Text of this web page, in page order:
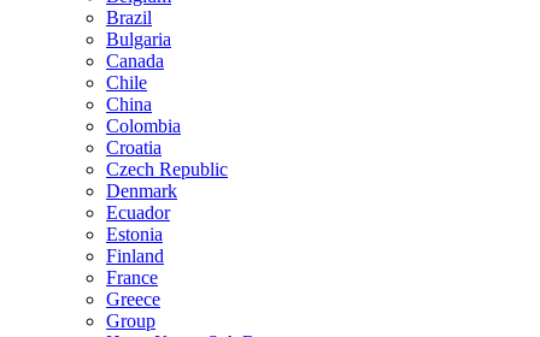
Brazil
Bulgaria
Canada
Chile
China
Colombia
Croatia
Czech Republic
Denmark
Ecuador
Estonia
Finland
France
Greece
Group